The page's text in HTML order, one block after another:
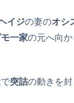
イジの妻のオシ
一家の元へ向
突詰の動きを